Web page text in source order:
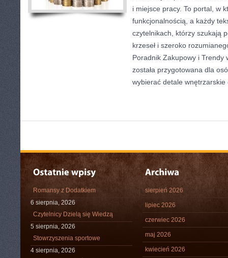
i miejsce pracy. To portal, w
funkcjonalnością, a każdy
czytelnikach, którzy szukają
krzeseł i szeroko
Poradnik Zakupowy i Trendy
została przygotowana dla
wybierać detale wnętrzarskie
Romansy z Dodatkiem
6 sierpnia, 2026
Czytelnicy Dzielą się Wiedzą
5 sierpnia, 2026
Stowrzyszenia sportowe
4 sierpnia, 2026
sierpień 2026
lipiec 2026
czerwiec 2026
maj 2026
kwiecień 2026